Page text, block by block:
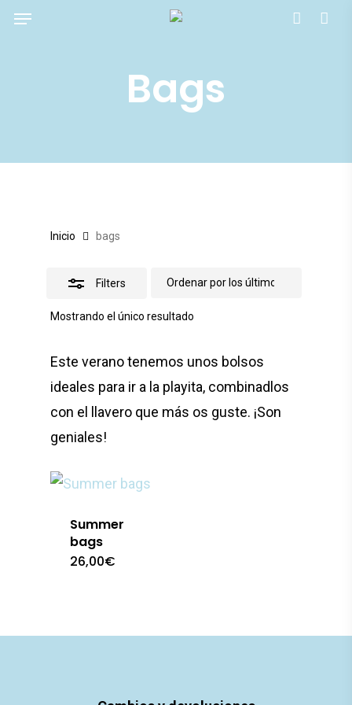
SkipMenu
Bags
Inicio bags
Filters
Mostrando el único resultado
Este verano tenemos unos bolsos
ideales para ir a la playita, combinadlos
con el llavero que más os guste. ¡Son
geniales!
Summer
bags
26,00€